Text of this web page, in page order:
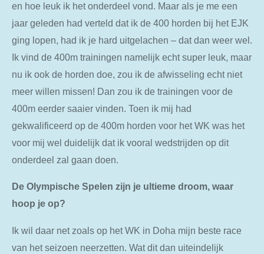
en hoe leuk ik het onderdeel vond. Maar als je me een
jaar geleden had verteld dat ik de 400 horden bij het EJK
ging lopen, had ik je hard uitgelachen – dat dan weer wel.
Ik vind de 400m trainingen namelijk echt super leuk, maar
nu ik ook de horden doe, zou ik de afwisseling echt niet
meer willen missen! Dan zou ik de trainingen voor de
400m eerder saaier vinden. Toen ik mij had
gekwalificeerd op de 400m horden voor het WK was het
voor mij wel duidelijk dat ik vooral wedstrijden op dit
onderdeel zal gaan doen.
De Olympische Spelen zijn je ultieme droom, waar
hoop je op?
Ik wil daar net zoals op het WK in Doha mijn beste race
van het seizoen neerzetten. Wat dit dan uiteindelijk